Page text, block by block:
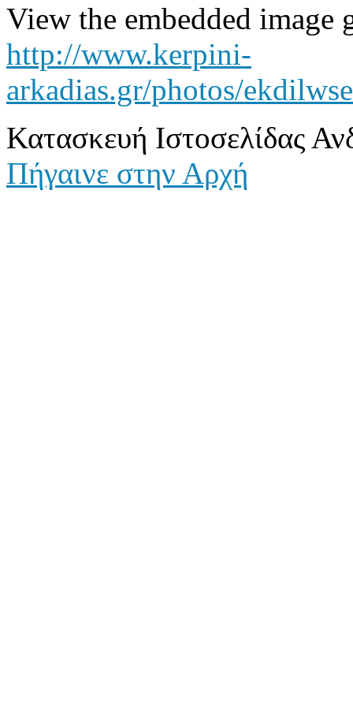
View the embedded image
http://www.kerpini-
arkadias.gr/photos/
Κατασκευή Ιστοσελίδας
Πήγαινε στην Αρχή